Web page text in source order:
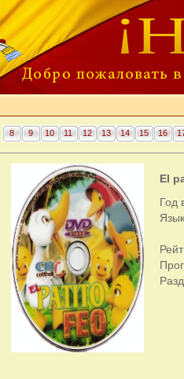
8 9 10 11 12 13 14 15 16
El
Год